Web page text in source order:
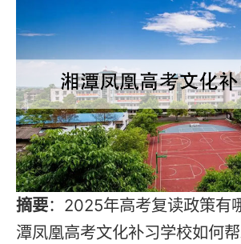
摘要：2025年高考复读政策有
潭凤凰高考文化补习学校如何